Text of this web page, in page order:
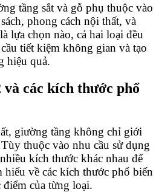
tầng sắt và gỗ phụ thuộc vào
phong cách nội thất, và
lựa chọn nào, cả hai loại đều
tiết kiệm không gian và tạo
hiệu quả.
các kích thước phổ
giường tầng không chỉ giới
thuộc vào nhu cầu sử dụng
kích thước khác nhau để
về các kích thước phổ biến
của từng loại.